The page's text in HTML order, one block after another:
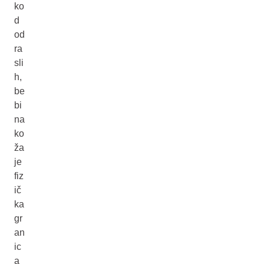
ko
d
od
ra
sli
h,
be
bi
na
ko
ža
je
fiz
ič
ka
gr
an
ic
a